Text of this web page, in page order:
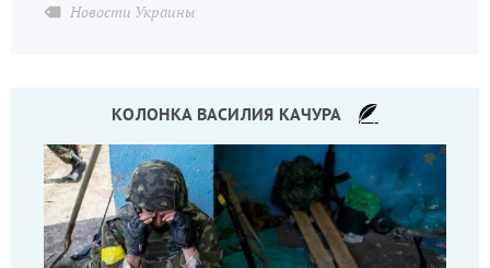
Новости Украины
КОЛОНКА ВАСИЛИЯ КАЧУРА